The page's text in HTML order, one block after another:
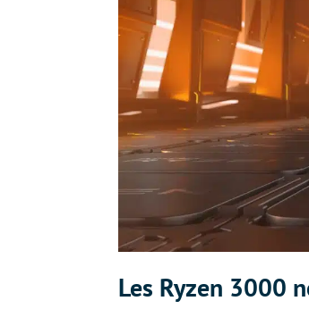
Les Ryzen 3000